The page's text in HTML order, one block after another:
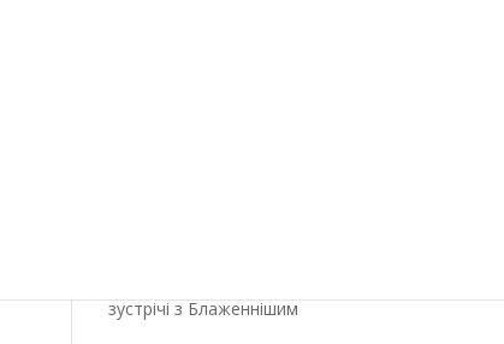
зустрічі з Блаженнішим